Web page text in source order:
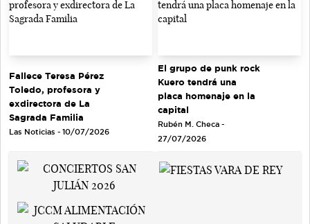
Fallece Teresa Pérez
Toledo, profesora y
exdirectora de La
Sagrada Familia
Las Noticias - 10/07/2026
El grupo de punk rock
Kuero tendrá una
placa homenaje en la
capital
Rubén M. Checa -
27/07/2026